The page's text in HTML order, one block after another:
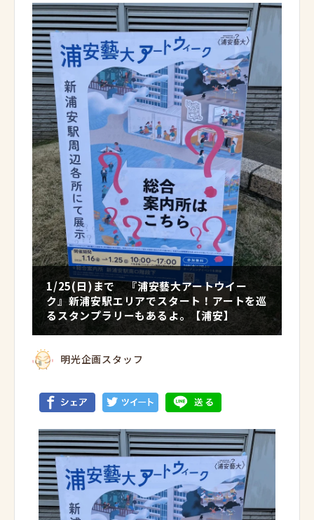
1/25(日)まで 『浦安藝大アートウイー
ク』新浦安駅エリアでスタート！アートを巡
るスタンプラリーもあるよ。【浦安】
明光企画スタッフ